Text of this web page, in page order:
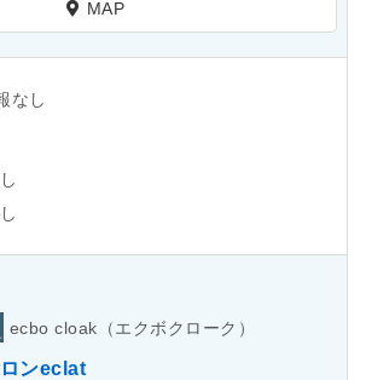
MAP
なし
ecbo cloak（エクボクローク）
ンeclat